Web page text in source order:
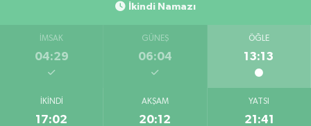
İkindi Namazı
İMSAK
04:29
GÜNEŞ
06:04
ÖĞLE
13:13
İKINDI
17:02
AKŞAM
20:12
YATSI
21:41